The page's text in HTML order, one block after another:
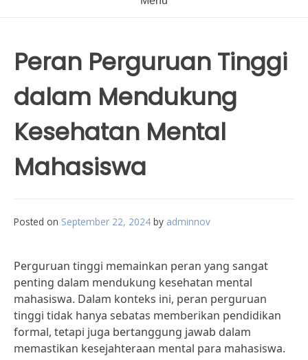
Peran Perguruan Tinggi
dalam Mendukung
Kesehatan Mental
Mahasiswa
Posted on September 22, 2024 by adminnov
Perguruan tinggi memainkan peran yang sangat
penting dalam mendukung kesehatan mental
mahasiswa. Dalam konteks ini, peran perguruan
tinggi tidak hanya sebatas memberikan pendidikan
formal, tetapi juga bertanggung jawab dalam
memastikan kesejahteraan mental para mahasiswa.